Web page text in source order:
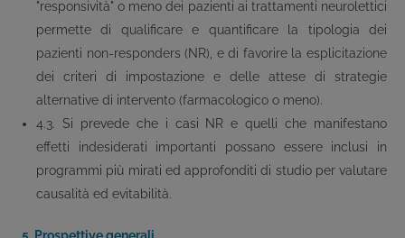
"responsività" o meno dei pazienti ai trattamenti neurolettici
permette di qualificare e quantificare la tipologia dei
pazienti non-responders (NR), e di favorire la esplicitazione
dei criteri di impostazione e delle attese di strategie
alternative di intervento (farmacologico o meno).
4.3. Si prevede che i casi NR e quelli che manifestano
effetti indesiderati importanti possano essere inclusi in
programmi più mirati ed approfonditi di studio per valutare
causalità ed evitabilità.